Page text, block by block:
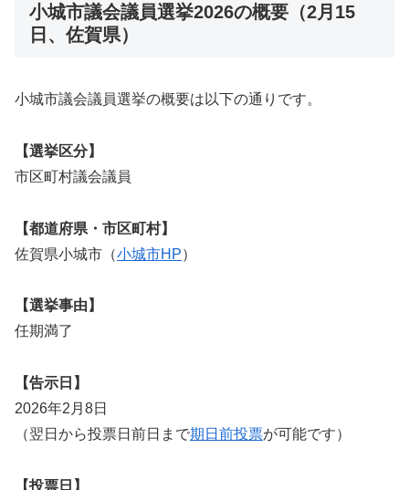
小城市議会議員選挙2026の概要（2月15
日、佐賀県）
小城市議会議員選挙の概要は以下の通りです。
【選挙区分】
市区町村議会議員
【都道府県・市区町村】
佐賀県小城市（小城市HP）
【選挙事由】
任期満了
【告示日】
2026年2月8日
（翌日から投票日前日まで期日前投票が可能です）
【投票日】